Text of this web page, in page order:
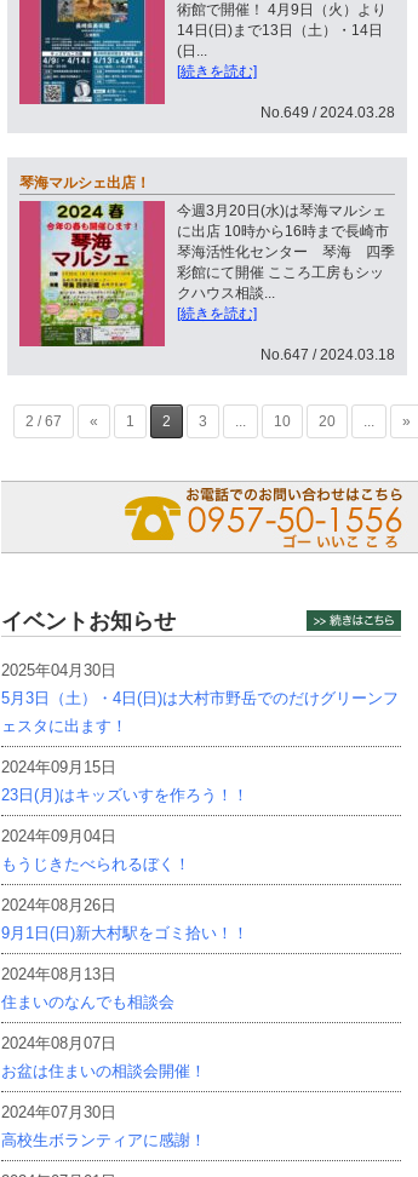
術館で開催！ 4月9日（火）より
14日(日)まで13日（土）・14日
(日...
[続きを読む]
No.649 / 2024.03.28
琴海マルシェ出店！
今週3月20日(水)は琴海マルシェ
に出店 10時から16時まで長崎市
琴海活性化センター 琴海 四季
彩館にて開催 こころ工房もシッ
クハウス相談...
[続きを読む]
No.647 / 2024.03.18
2 / 67 « 1 2 3 ... 10 20 ... »
イベントお知らせ
2025年04月30日
5月3日（土）・4日(日)は大村市野岳でのだけグリーンフ
ェスタに出ます！
2024年09月15日
23日(月)はキッズいすを作ろう！！
2024年09月04日
もうじきたべられるぼく！
2024年08月26日
9月1日(日)新大村駅をゴミ拾い！！
2024年08月13日
住まいのなんでも相談会
2024年08月07日
お盆は住まいの相談会開催！
2024年07月30日
高校生ボランティアに感謝！